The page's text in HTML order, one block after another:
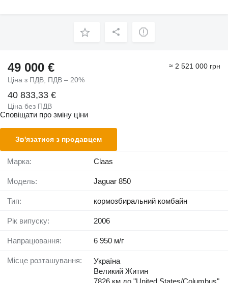
49 000 €
Ціна з ПДВ, ПДВ – 20%
≈ 2 521 000 грн
40 833,33 €
Ціна без ПДВ
Сповіщати про зміну ціни
Зв'язатися з продавцем
Марка: Claas
Модель: Jaguar 850
Тип: кормозбиральний комбайн
Рік випуску: 2006
Напрацювання: 6 950 м/г
Місце розташування:
Україна
Великий Житин